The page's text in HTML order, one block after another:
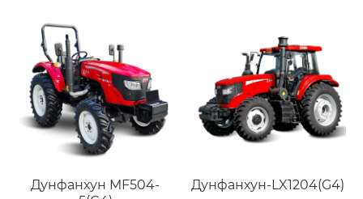
Дунфанхун MF504-
Дунфанхун-LX1204(G4)